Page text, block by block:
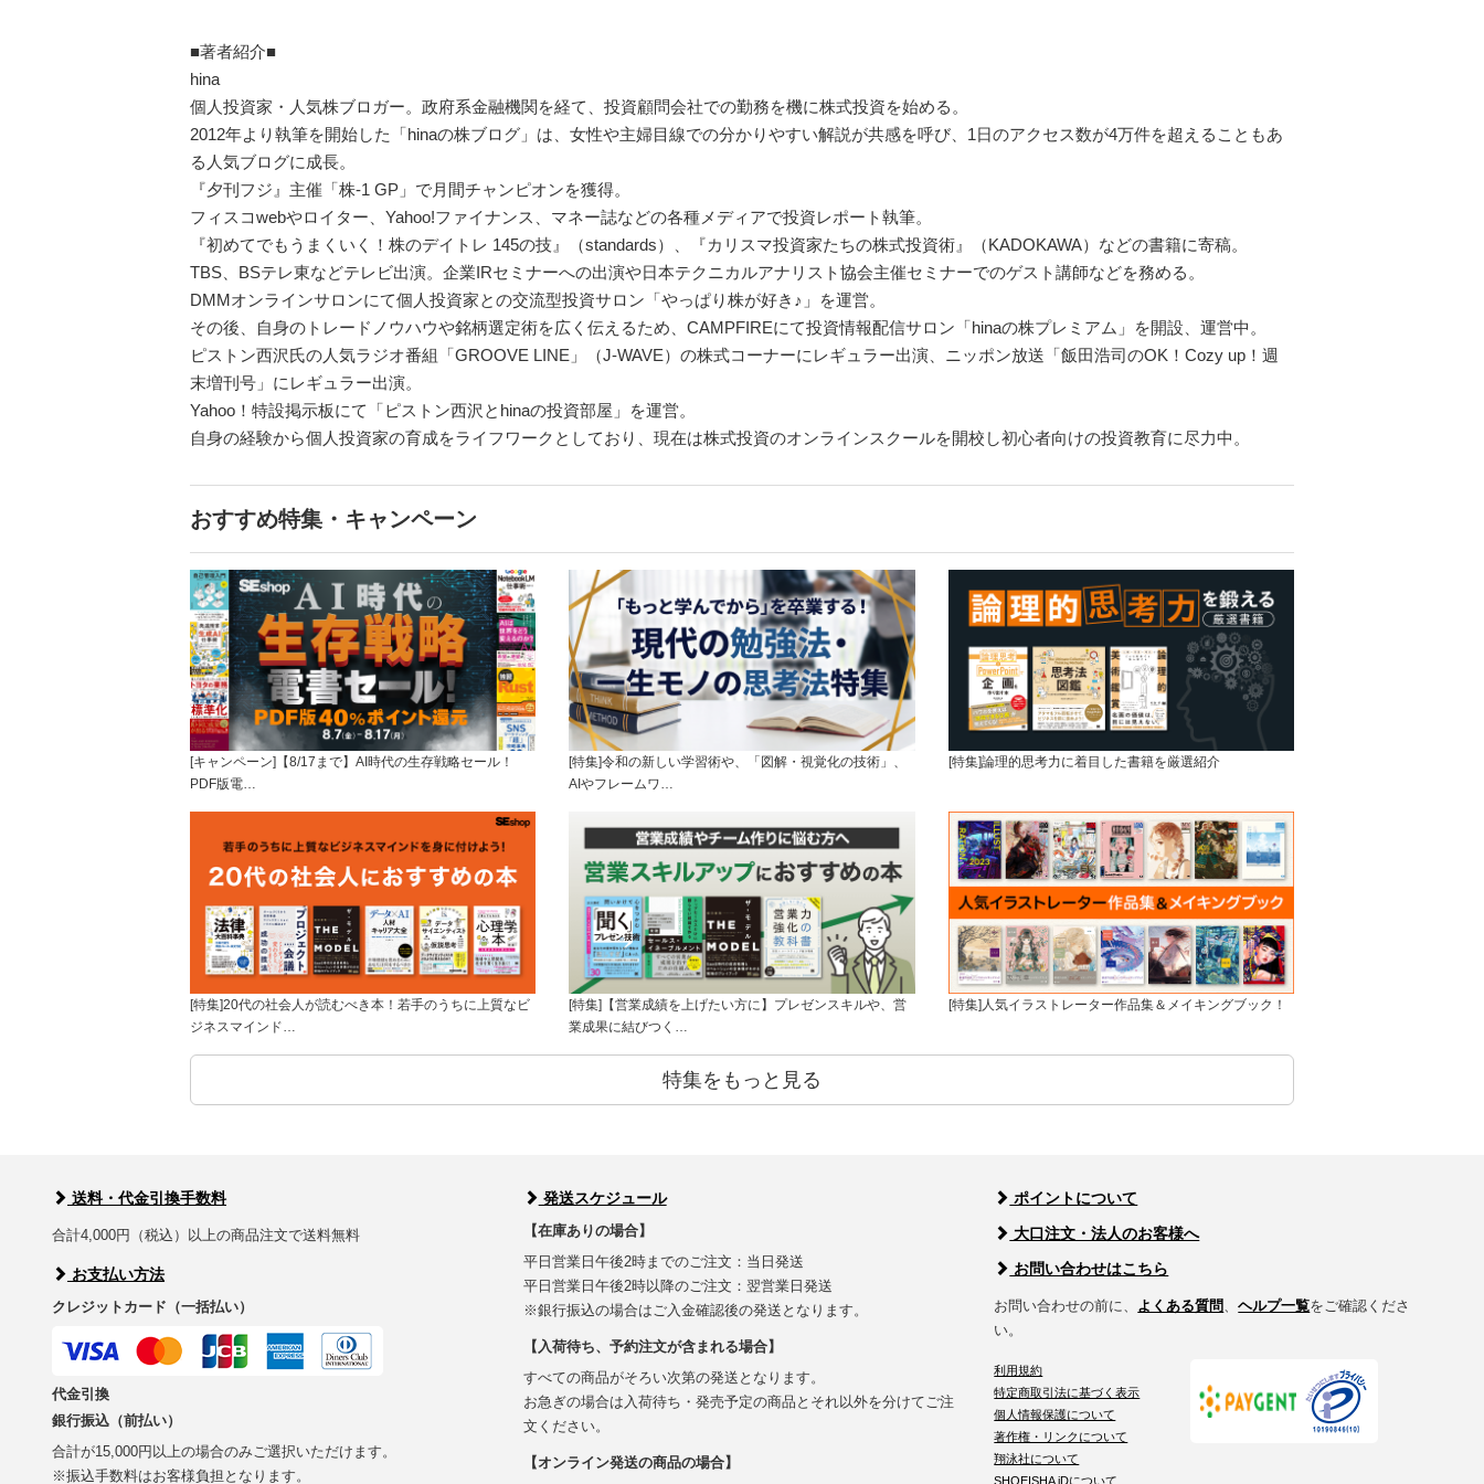
■著者紹介■
hina
個人投資家・人気株ブロガー。政府系金融機関を経て、投資顧問会社での勤務を機に株式投資を始める。
2012年より執筆を開始した「hinaの株ブログ」は、女性や主婦目線での分かりやすい解説が共感を呼び、1日のアクセス数が4万件を超えることもあ
る人気ブログに成長。
『夕刊フジ』主催「株-1 GP」で月間チャンピオンを獲得。
フィスコwebやロイター、Yahoo!ファイナンス、マネー誌などの各種メディアで投資レポート執筆。
『初めてでもうまくいく！株のデイトレ 145の技』（standards）、『カリスマ投資家たちの株式投資術』（KADOKAWA）などの書籍に寄稿。
TBS、BSテレ東などテレビ出演。企業IRセミナーへの出演や日本テクニカルアナリスト協会主催セミナーでのゲスト講師などを務める。
DMМオンラインサロンにて個人投資家との交流型投資サロン「やっぱり株が好き♪」を運営。
その後、自身のトレードノウハウや銘柄選定術を広く伝えるため、CAMPFIREにて投資情報配信サロン「hinaの株プレミアム」を開設、運営中。
ピストン西沢氏の人気ラジオ番組「GROOVE LINE」（J-WAVE）の株式コーナーにレギュラー出演、ニッポン放送「飯田浩司のOK！Cozy up！週
末増刊号」にレギュラー出演。
Yahoo！特設掲示板にて「ピストン西沢とhinaの投資部屋」を運営。
自身の経験から個人投資家の育成をライフワークとしており、現在は株式投資のオンラインスクールを開校し初心者向けの投資教育に尽力中。
おすすめ特集・キャンペーン
[キャンペーン]【8/17まで】AI時代の生存戦略セール！
PDF版電…
[特集]令和の新しい学習術や、「図解・視覚化の技術」、
AIやフレームワ…
[特集]論理的思考力に着目した書籍を厳選紹介
[特集]20代の社会人が読むべき本！若手のうちに上質なビ
ジネスマインド…
[特集]【営業成績を上げたい方に】プレゼンスキルや、営
業成果に結びつく…
[特集]人気イラストレーター作品集＆メイキングブック！
特集をもっと見る
送料・代金引換手数料
合計4,000円（税込）以上の商品注文で送料無料
お支払い方法
クレジットカード（一括払い）
代金引換
銀行振込（前払い）
合計が15,000円以上の場合のみご選択いただけます。
※振込手数料はお客様負担となります。
発送スケジュール
【在庫ありの場合】
平日営業日午後2時までのご注文：当日発送
平日営業日午後2時以降のご注文：翌営業日発送
※銀行振込の場合はご入金確認後の発送となります。
【入荷待ち、予約注文が含まれる場合】
すべての商品がそろい次第の発送となります。
お急ぎの場合は入荷待ち・発売予定の商品とそれ以外を分けてご注
文ください。
【オンライン発送の商品の場合】
ポイントについて
大口注文・法人のお客様へ
お問い合わせはこちら
お問い合わせの前に、 よくある質問 、ヘルプ一覧をご確認くださ
い。
利用規約
特定商取引法に基づく表示
個人情報保護について
著作権・リンクについて
翔泳社について
SHOEISHA iDについて